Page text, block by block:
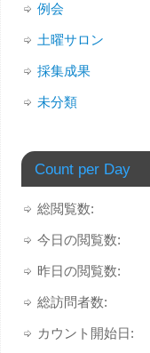
例会
土曜サロン
採集成果
未分類
Count per Day
総閲覧数:
今日の閲覧数:
昨日の閲覧数:
総訪問者数:
カウント開始日: